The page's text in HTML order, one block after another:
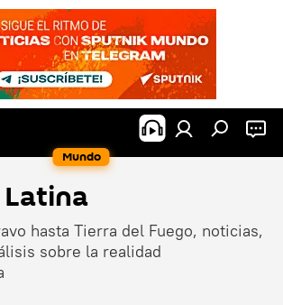
Mundo
hasta Tierra del Fuego, noticias,
sobre la realidad